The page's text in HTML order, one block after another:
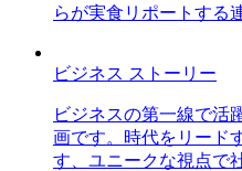
らが実食リポートする
ビジネス ストーリー
ビジネスの第一線で活
画です。時代をリード
す、ユニークな視点で